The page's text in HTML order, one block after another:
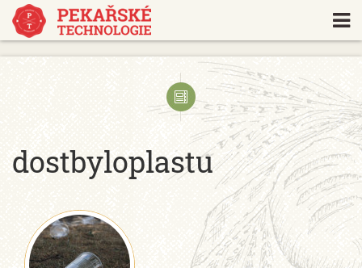
https://www.traditionrolex.com/18
dostbyloplastu